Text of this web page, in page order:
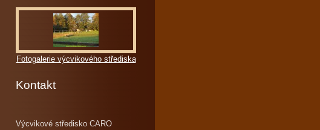
Fotogalerie výcvikového střediska
Kontakt
Výcvikové středisko CARO